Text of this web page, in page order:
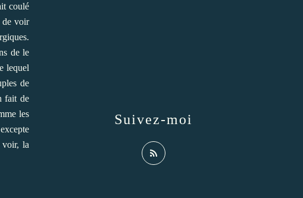
coulé
de voir
de le
lequel
de
fait de
les
voir, la
Suivez-moi